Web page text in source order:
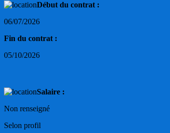
Début du contrat :
06/07/2026
Fin du contrat :
05/10/2026
Salaire :
Non renseigné
Selon profil